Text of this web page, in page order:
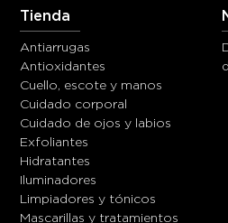
Tienda
Antiarrugas
Antioxidantes
Cuello, escote y manos
Cuidado corporal
Cuidado de ojos y labios
Exfoliantes
Hidratantes
Iluminadores
Limpiadores y tónicos
Mascarillas y tratamientos